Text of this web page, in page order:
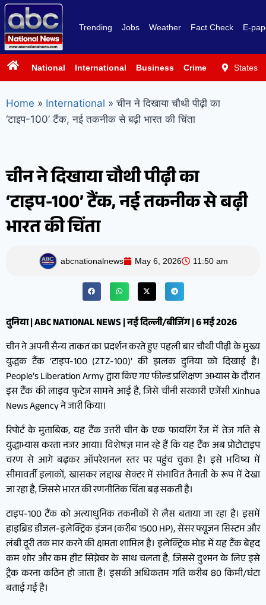
Trending Jobs Weather Fact Check E-
National International Business Crime PoliticsStates
Home » International » चीन ने दिखाया चौथी पीढ़ी का
‘टाइप-100’ टैंक, नई तकनीक से बढ़ी भारत की चिंता
चीन ने दिखाया चौथी पीढ़ी का
‘टाइप-100’ टैंक, नई तकनीक से बढ़ी
भारत की चिंता
abcnationalnews May 6, 2026 11:50 am
दुनिया | ABC NATIONAL NEWS | नई दिल्ली/बीजिंग | 6 मई 2026
चीन ने अपनी सैन्य ताकत का प्रदर्शन करते हुए पहली बार चौथी पीढ़ी के मुख्य
युद्धक टैंक ‘टाइप-100 (ZTZ-100)’ की झलक दुनिया को दिखाई है।
People’s Liberation Army द्वारा किए गए फील्ड प्रशिक्षण अभ्यास के दौरान
इस टैंक की लाइव फुटेज सामने आई है, जिसे चीनी सरकारी एजेंसी Xinhua
News Agency ने जारी किया।
रिपोर्ट के मुताबिक, यह टैंक उत्तरी चीन के एक फायरिंग रेंज में तेज गति से
युद्धाभ्यास करता नजर आया। विशेषज्ञ मान रहे हैं कि यह टैंक अब प्रोटोटाइप
चरण से आगे बढ़कर ऑपरेशनल स्तर पर पहुंच चुका है। इसे भविष्य में
सीमावर्ती इलाकों, खासकर लद्दाख सेक्टर में संभावित तैनाती के रूप में देखा
जा रहा है, जिससे भारत की रणनीतिक चिंता बढ़ सकती है।
टाइप-100 टैंक को अत्याधुनिक तकनीकों से लैस बताया जा रहा है। इसमें
हाइब्रिड डीजल-इलेक्ट्रिक इंजन (करीब 1500 HP), सेंसर फ्यूजन सिस्टम और
लंबी दूरी तक मार करने की क्षमता शामिल है। इलेक्ट्रिक मोड में यह टैंक बेहद
कम शोर और कम हीट सिग्नेचर के साथ चलता है, जिससे दुश्मन के लिए इसे
ट्रैक करना कठिन हो जाता है। इसकी अधिकतम गति करीब 80 किमी/घंटा
बताई गई है।